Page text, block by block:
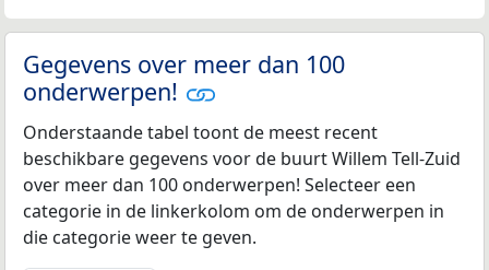
Gegevens over meer dan 100
onderwerpen!
Onderstaande tabel toont de meest recent
beschikbare gegevens voor de buurt Willem Tell-Zuid
over meer dan 100 onderwerpen! Selecteer een
categorie in de linkerkolom om de onderwerpen in
die categorie weer te geven.